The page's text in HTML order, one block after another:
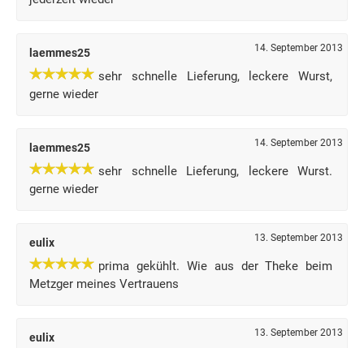
laemmes25 14. September 2013
sehr schnelle Lieferung, leckere Wurst,
gerne wieder
laemmes25 14. September 2013
sehr schnelle Lieferung, leckere Wurst.
gerne wieder
eulix 13. September 2013
prima gekühlt. Wie aus der Theke beim
Metzger meines Vertrauens
eulix 13. September 2013